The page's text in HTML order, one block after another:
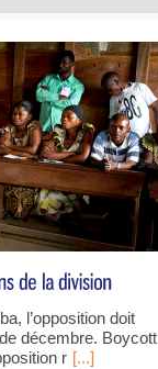
l’opposition doit
décembre. Boycott
r [...]